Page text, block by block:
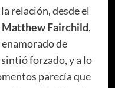
relación, desde el
Matthew Fairchild,
de
forzado, y a lo
parecía que